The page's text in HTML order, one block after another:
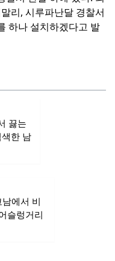
리, 시루파난달 경찰서
하나 설치하겠다고 발
끓는
한 남
에서 비
슬렁거리